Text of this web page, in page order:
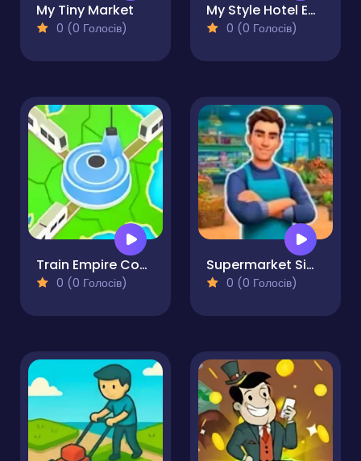
My Tiny Market
0 (0 Голосів)
My Style Hotel Empire
0 (0 Голосів)
Train Empire Connect Railroad
0 (0 Голосів)
Supermarket Simulator Dream Store
0 (0 Голосів)